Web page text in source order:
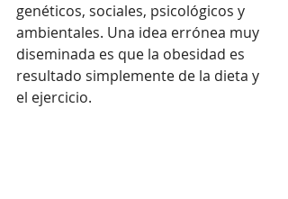
genéticos, sociales, psicológicos y
ambientales. Una idea errónea muy
diseminada es que la obesidad es
resultado simplemente de la dieta y
el ejercicio.